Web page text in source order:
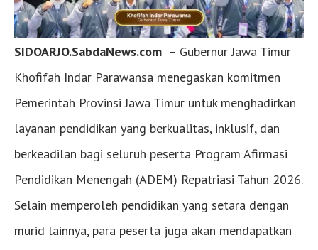
SIDOARJO.SabdaNews.com – Gubernur Jawa Timur
Khofifah Indar Parawansa menegaskan komitmen
Pemerintah Provinsi Jawa Timur untuk menghadirkan
layanan pendidikan yang berkualitas, inklusif, dan
berkeadilan bagi seluruh peserta Program Afirmasi
Pendidikan Menengah (ADEM) Repatriasi Tahun 2026.
Selain memperoleh pendidikan yang setara dengan
murid lainnya, para peserta juga akan mendapatkan